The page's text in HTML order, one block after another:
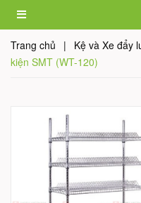
Trang chủ | Kệ và Xe đẩy
kiện SMT (WT-120)